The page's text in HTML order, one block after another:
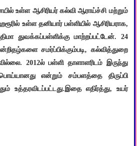
உள்ள ஆசிரியர் கல்வி ஆராய்ச்சி மற்றும்
உள்ள தனியார் பள்ளியில் ஆசிரியராக,
துவக்கப்பள்ளிக்கு மாற்றப்பட்டேன். 24
சமர்ப்பிக்கும்படி, கல்வித்துறை
2012ல் பள்ளி தாளாளரிடம் இருந்து
என்றும் சம்பளத்தை திருப்பி
உத்தரவிடப்பட்டது.இதை எதிர்த்து, உயர்